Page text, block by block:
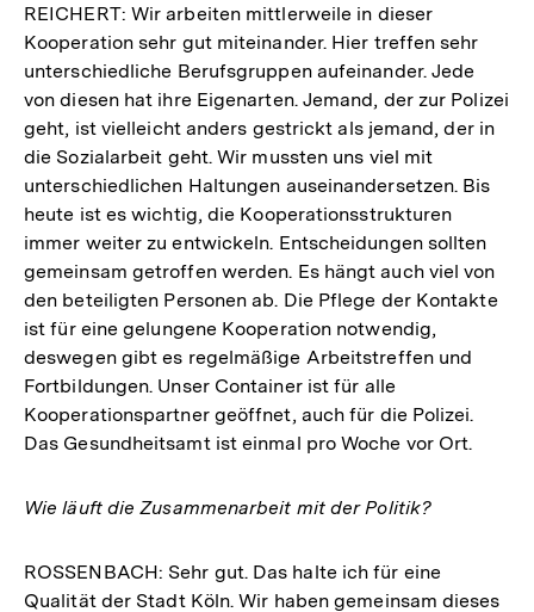
REICHERT: Wir arbeiten mittlerweile in dieser
Kooperation sehr gut miteinander. Hier treffen sehr
unterschiedliche Berufsgruppen aufeinander. Jede
von diesen hat ihre Eigenarten. Jemand, der zur Polizei
geht, ist vielleicht anders gestrickt als jemand, der in
die Sozialarbeit geht. Wir mussten uns viel mit
unterschiedlichen Haltungen auseinandersetzen. Bis
heute ist es wichtig, die Kooperationsstrukturen
immer weiter zu entwickeln. Entscheidungen sollten
gemeinsam getroffen werden. Es hängt auch viel von
den beteiligten Personen ab. Die Pflege der Kontakte
ist für eine gelungene Kooperation notwendig,
deswegen gibt es regelmäßige Arbeitstreffen und
Fortbildungen. Unser Container ist für alle
Kooperationspartner geöffnet, auch für die Polizei.
Das Gesundheitsamt ist einmal pro Woche vor Ort.
Wie läuft die Zusammenarbeit mit der Politik?
ROSSENBACH: Sehr gut. Das halte ich für eine
Qualität der Stadt Köln. Wir haben gemeinsam dieses